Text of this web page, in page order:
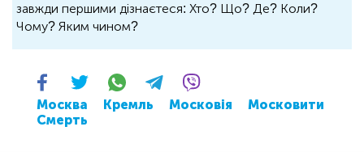
завжди першими дізнаєтеся: Хто? Що? Де? Коли?
Чому? Яким чином?
Москва Кремль Московія
Московити
Смерть